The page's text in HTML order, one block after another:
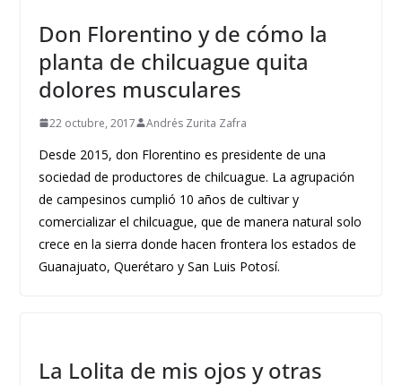
Don Florentino y de cómo la
planta de chilcuague quita
dolores musculares
22 octubre, 2017 Andrés Zurita Zafra
Desde 2015, don Florentino es presidente de una
sociedad de productores de chilcuague. La agrupación
de campesinos cumplió 10 años de cultivar y
comercializar el chilcuague, que de manera natural solo
crece en la sierra donde hacen frontera los estados de
Guanajuato, Querétaro y San Luis Potosí.
La Lolita de mis ojos y otras